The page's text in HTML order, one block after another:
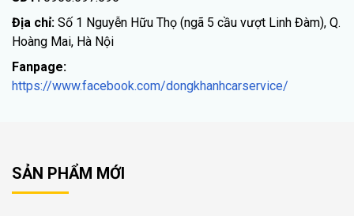
Địa chỉ: Số 1 Nguyễn Hữu Thọ (ngã 5 cầu vượt Linh Đàm), Q.
Hoàng Mai, Hà Nội
Fanpage:
https://www.facebook.com/dongkhanhcarservice/
SẢN PHẨM MỚI